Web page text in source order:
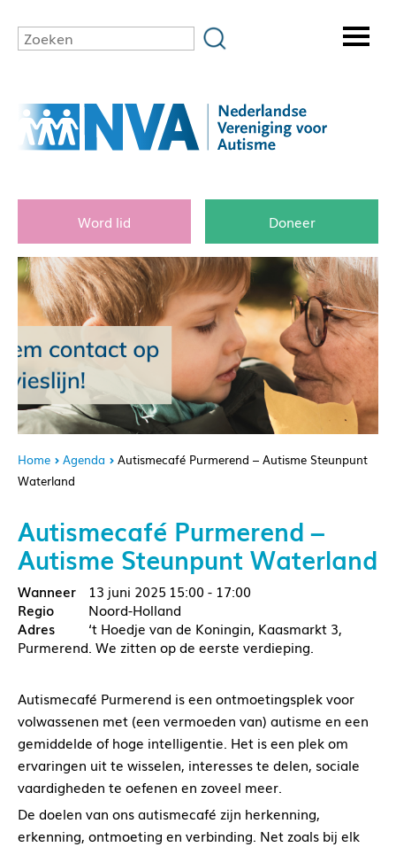
Word lid Doneer
Home Agenda
Autismecafé Purmerend – Autisme Steunpunt
Waterland
Autismecafé Purmerend –
Autisme Steunpunt Waterland
13 juni 2025 15:00 - 17:00
Noord-Holland
‘t Hoedje van de Koningin, Kaasmarkt 3,
Purmerend. We zitten op de eerste verdieping.
Autismecafé Purmerend is een ontmoetingsplek voor
volwassenen met (een vermoeden van) autisme en een
gemiddelde of hoge intelligentie. Het is een plek om
ervaringen uit te wisselen, interesses te delen, sociale
vaardigheden te oefenen en zoveel meer.
De doelen van ons autismecafé zijn herkenning,
erkenning, ontmoeting en verbinding. Net zoals bij elk